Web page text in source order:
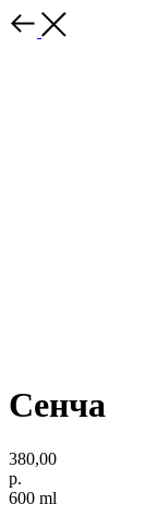
Сенча
380,00
р.
600 ml